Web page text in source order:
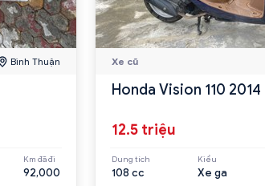
Bình Thuận
Km đã đi
92,000
Xe cũ
Honda Vision 110 2014
12.5 triệu
Dung tích
108 cc
Kiểu
Xe ga